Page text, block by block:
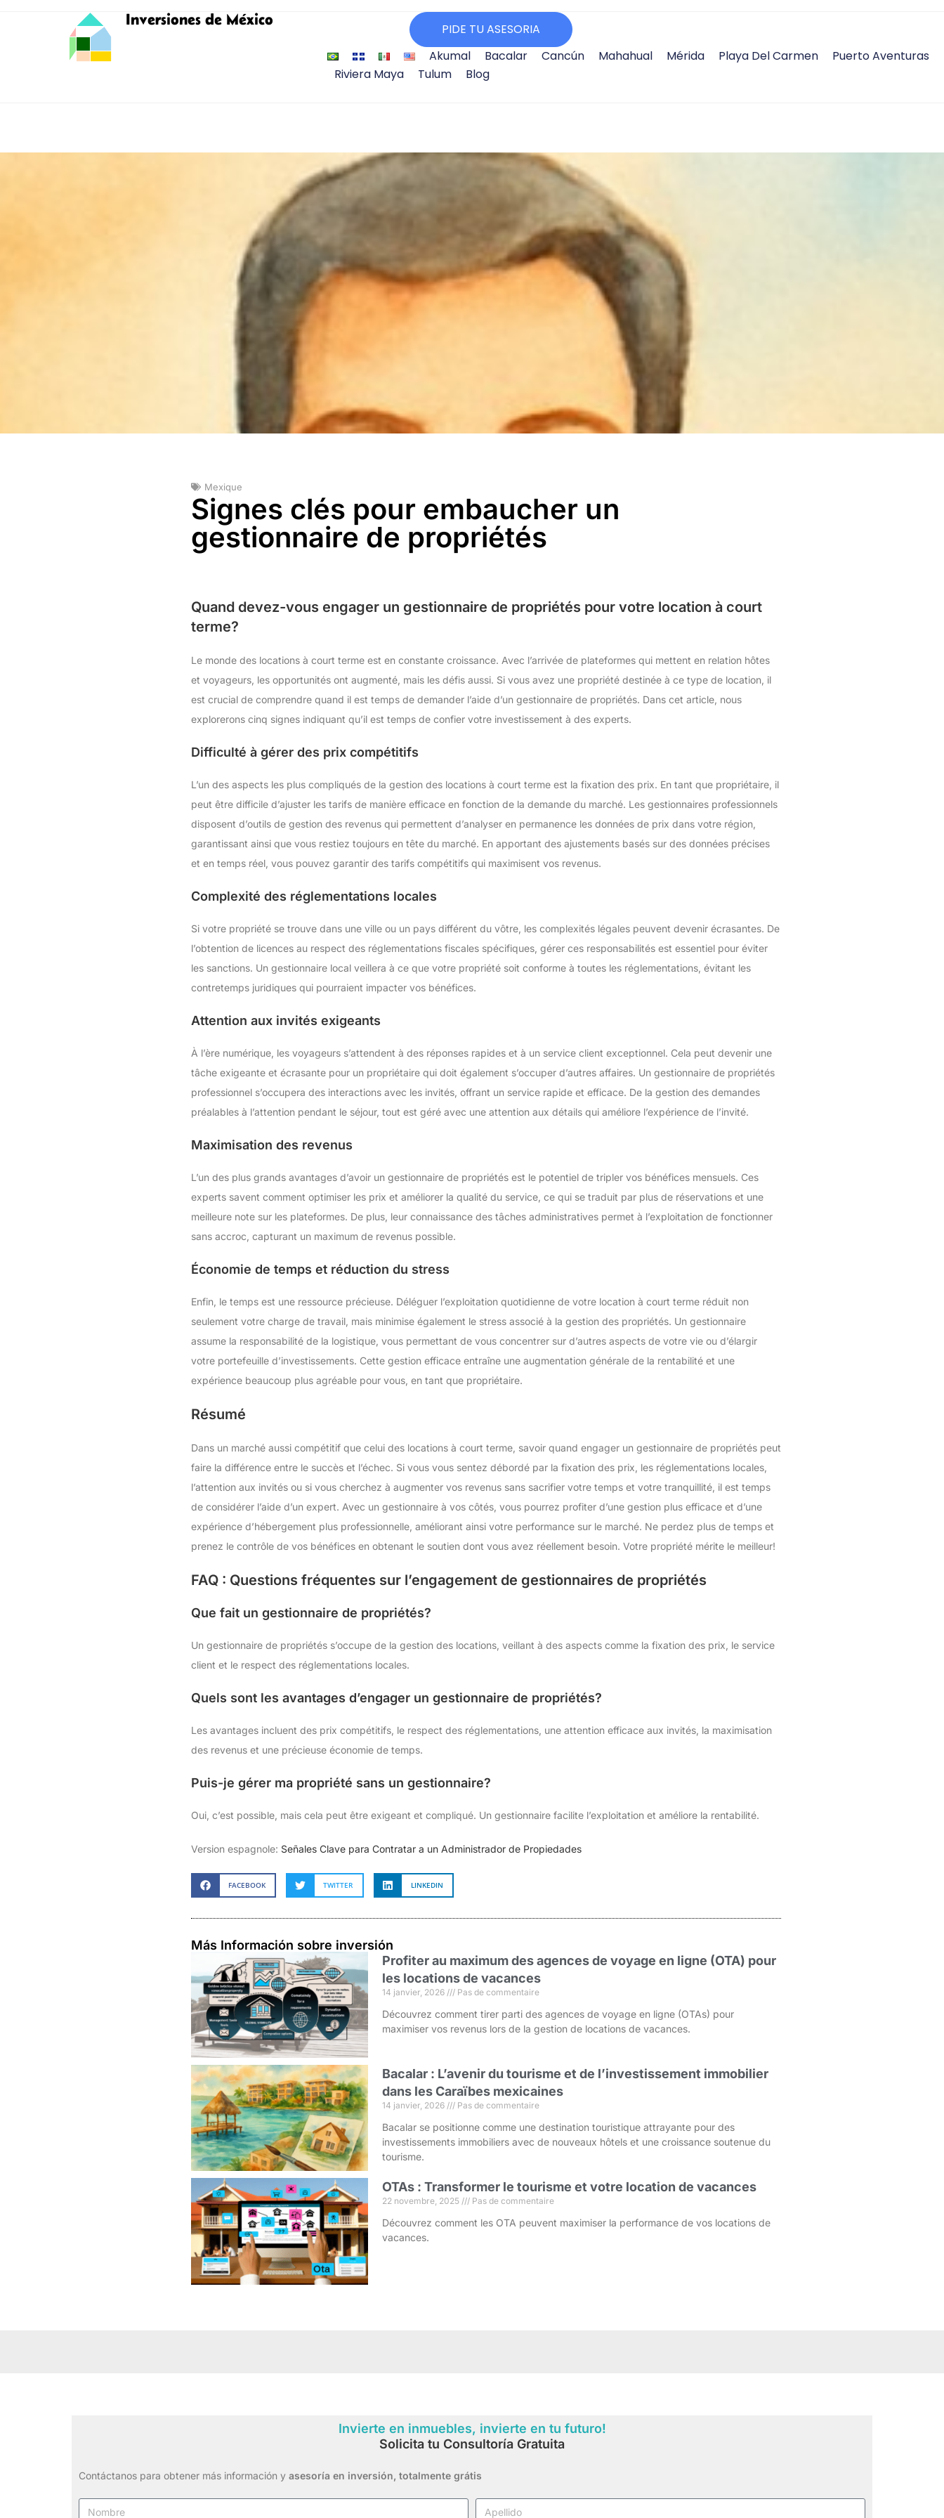
Inversiones de México
PIDE TU ASESORIA
Akumal
Bacalar Cancún Mahahual Mérida Playa Del Carmen Puerto Aventuras
Riviera Maya
Tulum Blog
Mexique
Signes clés pour embaucher un
gestionnaire de propriétés
Quand devez-vous engager un gestionnaire de propriétés pour votre location à court
terme?
Le monde des locations à court terme est en constante croissance. Avec l’arrivée de plateformes qui mettent en relation hôtes
et voyageurs, les opportunités ont augmenté, mais les défis aussi. Si vous avez une propriété destinée à ce type de location, il
est crucial de comprendre quand il est temps de demander l’aide d’un gestionnaire de propriétés. Dans cet article, nous
explorerons cinq signes indiquant qu’il est temps de confier votre investissement à des experts.
Difficulté à gérer des prix compétitifs
L’un des aspects les plus compliqués de la gestion des locations à court terme est la fixation des prix. En tant que propriétaire, il
peut être difficile d’ajuster les tarifs de manière efficace en fonction de la demande du marché. Les gestionnaires professionnels
disposent d’outils de gestion des revenus qui permettent d’analyser en permanence les données de prix dans votre région,
garantissant ainsi que vous restiez toujours en tête du marché. En apportant des ajustements basés sur des données précises
et en temps réel, vous pouvez garantir des tarifs compétitifs qui maximisent vos revenus.
Complexité des réglementations locales
Si votre propriété se trouve dans une ville ou un pays différent du vôtre, les complexités légales peuvent devenir écrasantes. De
l’obtention de licences au respect des réglementations fiscales spécifiques, gérer ces responsabilités est essentiel pour éviter
les sanctions. Un gestionnaire local veillera à ce que votre propriété soit conforme à toutes les réglementations, évitant les
contretemps juridiques qui pourraient impacter vos bénéfices.
Attention aux invités exigeants
À l’ère numérique, les voyageurs s’attendent à des réponses rapides et à un service client exceptionnel. Cela peut devenir une
tâche exigeante et écrasante pour un propriétaire qui doit également s’occuper d’autres affaires. Un gestionnaire de propriétés
professionnel s’occupera des interactions avec les invités, offrant un service rapide et efficace. De la gestion des demandes
préalables à l’attention pendant le séjour, tout est géré avec une attention aux détails qui améliore l’expérience de l’invité.
Maximisation des revenus
L’un des plus grands avantages d’avoir un gestionnaire de propriétés est le potentiel de tripler vos bénéfices mensuels. Ces
experts savent comment optimiser les prix et améliorer la qualité du service, ce qui se traduit par plus de réservations et une
meilleure note sur les plateformes. De plus, leur connaissance des tâches administratives permet à l’exploitation de fonctionner
sans accroc, capturant un maximum de revenus possible.
Économie de temps et réduction du stress
Enfin, le temps est une ressource précieuse. Déléguer l’exploitation quotidienne de votre location à court terme réduit non
seulement votre charge de travail, mais minimise également le stress associé à la gestion des propriétés. Un gestionnaire
assume la responsabilité de la logistique, vous permettant de vous concentrer sur d’autres aspects de votre vie ou d’élargir
votre portefeuille d’investissements. Cette gestion efficace entraîne une augmentation générale de la rentabilité et une
expérience beaucoup plus agréable pour vous, en tant que propriétaire.
Résumé
Dans un marché aussi compétitif que celui des locations à court terme, savoir quand engager un gestionnaire de propriétés peut
faire la différence entre le succès et l’échec. Si vous vous sentez débordé par la fixation des prix, les réglementations locales,
l’attention aux invités ou si vous cherchez à augmenter vos revenus sans sacrifier votre temps et votre tranquillité, il est temps
de considérer l’aide d’un expert. Avec un gestionnaire à vos côtés, vous pourrez profiter d’une gestion plus efficace et d’une
expérience d’hébergement plus professionnelle, améliorant ainsi votre performance sur le marché. Ne perdez plus de temps et
prenez le contrôle de vos bénéfices en obtenant le soutien dont vous avez réellement besoin. Votre propriété mérite le meilleur!
FAQ : Questions fréquentes sur l’engagement de gestionnaires de propriétés
Que fait un gestionnaire de propriétés?
Un gestionnaire de propriétés s’occupe de la gestion des locations, veillant à des aspects comme la fixation des prix, le service
client et le respect des réglementations locales.
Quels sont les avantages d’engager un gestionnaire de propriétés?
Les avantages incluent des prix compétitifs, le respect des réglementations, une attention efficace aux invités, la maximisation
des revenus et une précieuse économie de temps.
Puis-je gérer ma propriété sans un gestionnaire?
Oui, c’est possible, mais cela peut être exigeant et compliqué. Un gestionnaire facilite l’exploitation et améliore la rentabilité.
Version espagnole: Señales Clave para Contratar a un Administrador de Propiedades
FACEBOOK TWITTER LINKEDIN
Más Información sobre inversión
Profiter au maximum des agences de voyage en ligne (OTA) pour
les locations de vacances
14 janvier, 2026 Pas de commentaire
Découvrez comment tirer parti des agences de voyage en ligne (OTAs) pour
maximiser vos revenus lors de la gestion de locations de vacances.
Bacalar : L’avenir du tourisme et de l’investissement immobilier
dans les Caraïbes mexicaines
14 janvier, 2026 Pas de commentaire
Bacalar se positionne comme une destination touristique attrayante pour des
investissements immobiliers avec de nouveaux hôtels et une croissance soutenue du
tourisme.
OTAs : Transformer le tourisme et votre location de vacances
22 novembre, 2025 Pas de commentaire
Découvrez comment les OTA peuvent maximiser la performance de vos locations de
vacances.
Invierte en inmuebles, invierte en tu futuro!
Solicita tu Consultoría Gratuita
Contáctanos para obtener más información y asesoría en inversión, totalmente grátis